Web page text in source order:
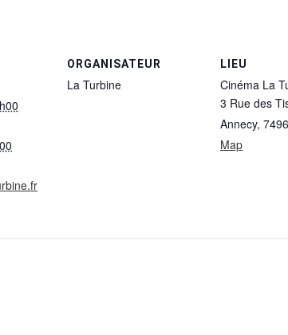
ORGANISATEUR
La Turbine
LIEU
Cinéma La
3 Rue des
Annecy,
Map